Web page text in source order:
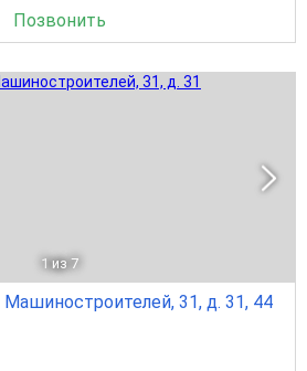
Позвонить
1 из 7
31, д. 31, 44